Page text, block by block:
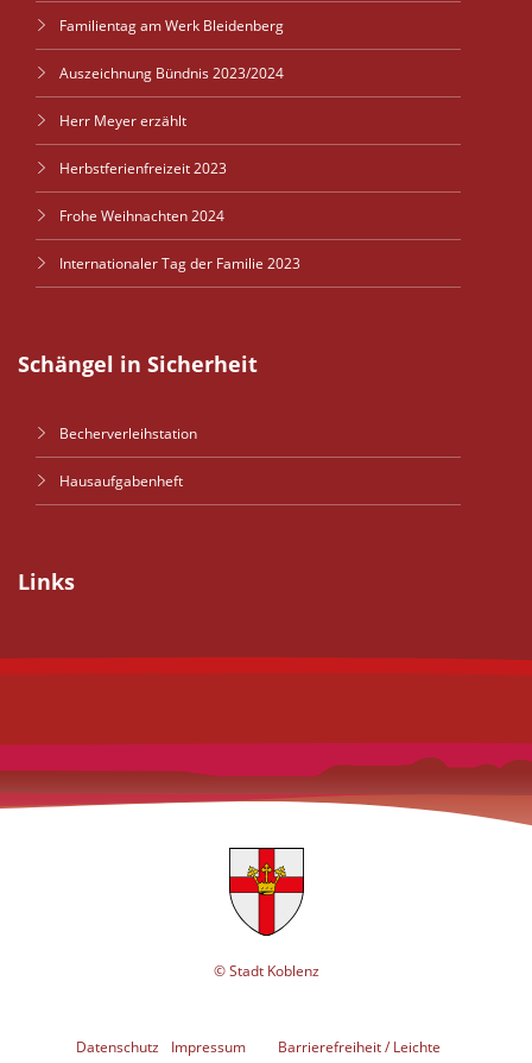
Familientag am Werk Bleidenberg
Auszeichnung Bündnis 2023/2024
Herr Meyer erzählt
Herbstferienfreizeit 2023
Frohe Weihnachten 2024
Internationaler Tag der Familie 2023
Schängel in Sicherheit
Becherverleihstation
Hausaufgabenheft
Links
© Stadt Koblenz
Datenschutz Impressum
Barrierefreiheit / Leichte